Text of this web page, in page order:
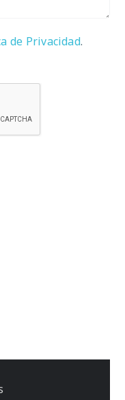
de Privacidad.